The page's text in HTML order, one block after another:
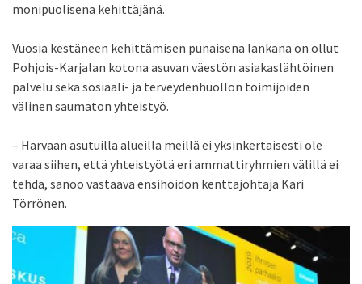
monipuolisena kehittäjänä.
Vuosia kestäneen kehittämisen punaisena lankana on ollut
Pohjois-Karjalan kotona asuvan väestön asiakaslähtöinen
palvelu sekä sosiaali- ja terveydenhuollon toimijoiden
välinen saumaton yhteistyö.
– Harvaan asutuilla alueilla meillä ei yksinkertaisesti ole
varaa siihen, että yhteistyötä eri ammattiryhmien välillä ei
tehdä, sanoo vastaava ensihoidon kenttäjohtaja Kari
Törrönen.